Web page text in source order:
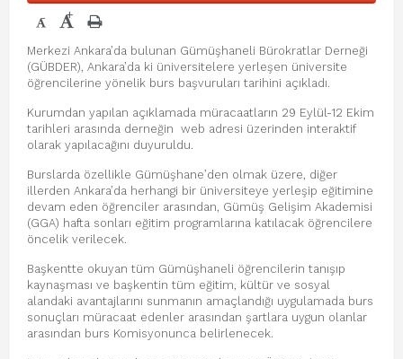
- +
Merkezi Ankara’da bulunan Gümüşhaneli Bürokratlar Derneği
(GÜBDER), Ankara’da ki üniversitelere yerleşen üniversite
öğrencilerine yönelik burs başvuruları tarihini açıkladı.
Kurumdan yapılan açıklamada müracaatların 29 Eylül-12 Ekim
tarihleri arasında derneğin web adresi üzerinden interaktif
olarak yapılacağını duyuruldu.
Burslarda özellikle Gümüşhane’den olmak üzere, diğer
illerden Ankara’da herhangi bir üniversiteye yerleşip eğitimine
devam eden öğrenciler arasından, Gümüş Gelişim Akademisi
(GGA) hafta sonları eğitim programlarına katılacak öğrencilere
öncelik verilecek.
Başkentte okuyan tüm Gümüşhaneli öğrencilerin tanışıp
kaynaşması ve başkentin tüm eğitim, kültür ve sosyal
alandaki avantajlarını sunmanın amaçlandığı uygulamada burs
sonuçları müracaat edenler arasından şartlara uygun olanlar
arasından burs Komisyonunca belirlenecek.